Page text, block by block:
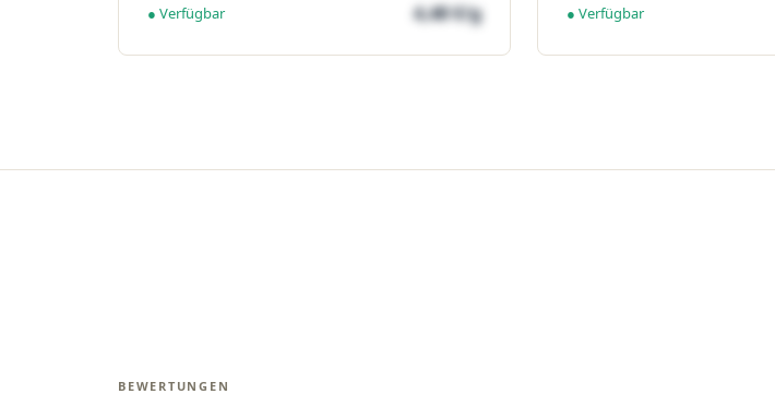
● Verfügbar 4,48 €/g ● Verfügbar
BEWERTUNGEN